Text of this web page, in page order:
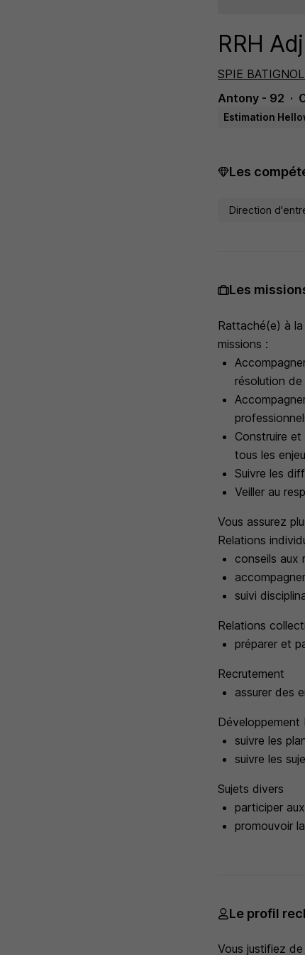
RRH
SPIE
Antony - 92
Estimation
Les
Direction
Les
Rattaché(e) à
missions :
résolution de
Construire
tous les
Suivre les
Veiller au
Vous assurez
Relations
conseils aux
suivi
Relations
préparer et
Recrutement
assurer des
Développement
suivre les
suivre les
Sujets divers
participer
promouvoir
Le profil
Vous justifiez